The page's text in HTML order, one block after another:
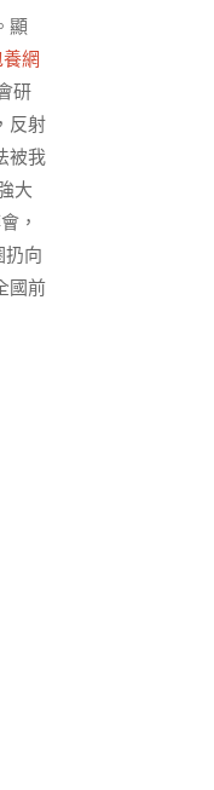
顯
網
研
反射
被我
大
，
扔向
國前